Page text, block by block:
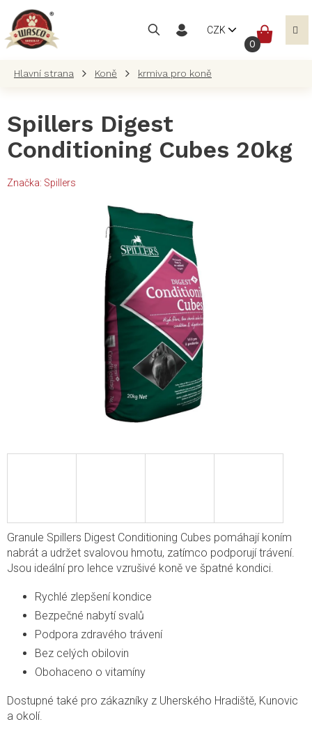
obsah
CZK
Koně krmiva pro koně
Spillers Digest
Conditioning Cubes 20kg
Značka: Spillers
Granule Spillers Digest Conditioning Cubes pomáhají koním
nabrát a udržet svalovou hmotu, zatímco podporují trávení.
Jsou ideální pro lehce vzrušivé koně ve špatné kondici.
Rychlé zlepšení kondice
Bezpečné nabytí svalů
Podpora zdravého trávení
Bez celých obilovin
Obohaceno o vitamíny
Dostupné také pro zákazníky z Uherského Hradiště, Kunovic
a okolí.